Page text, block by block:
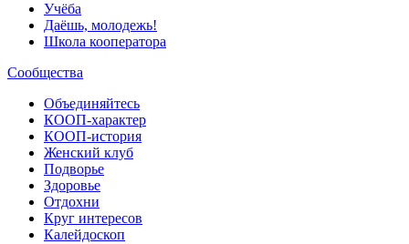
Учёба
Даёшь, молодежь!
Школа кооператора
Сообщества
Объединяйтесь
КООП-характер
КООП-история
Женский клуб
Подворье
Здоровье
Отдохни
Круг интересов
Калейдоскоп